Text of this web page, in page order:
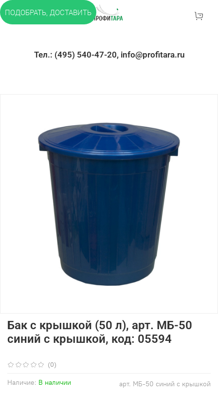
Тел.: (495) 540-47-20, info@profitara.ru
(0)
арт. МБ-50 синий с крышкой
Наличие: В наличии
Бак с крышкой (50 л), арт. МБ-50
синий с крышкой, код: 05594
ПОДОБРАТЬ, ДОСТАВИТЬ